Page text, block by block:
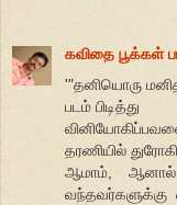
கவிதை பூக்கள்
'"தனியொரு
படம் பிடித்து
தரணியில்
ஆமாம், ஆனால்
வந்தவர்களுக்கு